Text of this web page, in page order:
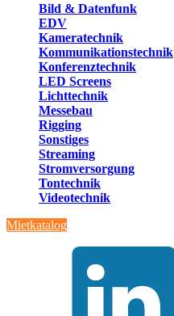
Bild & Datenfunk
EDV
Kameratechnik
Kommunikationstechnik
Konferenztechnik
LED Screens
Lichttechnik
Messebau
Rigging
Sonstiges
Streaming
Stromversorgung
Tontechnik
Videotechnik
Mietkatalog